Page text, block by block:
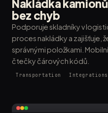
Nakládka
bez chyb
Podporuje skladníky v
proces nakládky a zajišťuje,
správnými položkami.
čtečky čárových kódů.
Transportation Integrations